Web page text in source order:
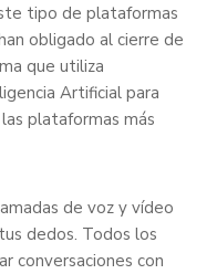
tipo de plataformas
obligado al cierre de
que utiliza
Artificial para
plataformas más
de voz y vídeo
dedos. Todos los
conversaciones con